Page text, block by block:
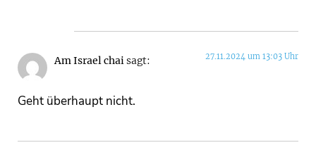
Am Israel chaisagt: 27.11.2024 um 13:03 Uhr
Geht überhaupt nicht.